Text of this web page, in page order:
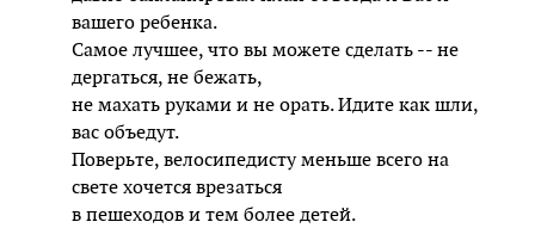
вашего ребенка.
Самое лучшее, что вы можете сделать -- не
дергаться, не бежать,
не махать руками и не орать. Идите как шли,
вас объедут.
Поверьте, велосипедисту меньше всего на
свете хочется врезаться
в пешеходов и тем более детей.